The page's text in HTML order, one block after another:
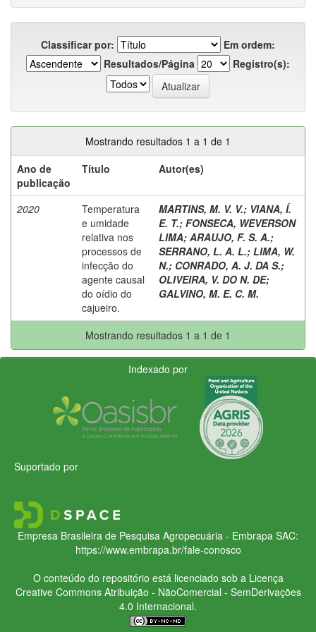
Classificar por:
Em ordem:
Resultados/Página
Registro(s):
Mostrando resultados 1 a 1 de 1
Ano de
publicação
Título Autor(es)
2020
Temperatura
e umidade
relativa nos
processos de
infecção do
agente causal
do oídio do
cajueiro.
MARTINS, M. V. V.; VIANA, Í.
E. T.; FONSECA, WEVERSON
LIMA; ARAUJO, F. S. A.;
SERRANO, L. A. L.; LIMA, W.
N.; CONRADO, A. J. DA S.;
OLIVEIRA, V. DO N. DE;
GALVINO, M. E. C. M.
Mostrando resultados 1 a 1 de 1
Indexado por
Suportado por
Empresa Brasileira de Pesquisa Agropecuária - Embrapa SAC:
https://www.embrapa.br/fale-conosco
O conteúdo do repositório está licenciado sob a Licença
Creative CommonsAtribuição - NãoComercial - SemDerivações
4.0 Internacional.